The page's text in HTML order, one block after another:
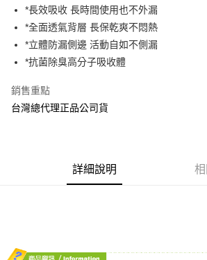
街口支付
悠遊付
AFTEE先享後付
【關於「AFTEE先享後付」】
AFTEE先享後付是「在收到商品之後才付款」的支
便利好安心！
※ 請注意：結帳手續完成當下不需立刻繳費，但若
ATM付款
每筆NT$80，滿NT$600(含以上)免運費
*長效吸收 長時間使用也不外漏
*全面透氣背層 長保乾爽不悶熱
*立體防漏側邊 活動自如不側漏
*抗菌除臭高分子吸收體
銷售重點
台灣總代理正品公司貨
詳細說明